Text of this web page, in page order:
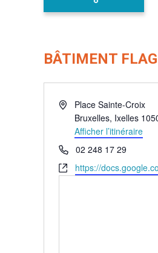
BÂTIMENT
AdressePlace Sainte-Croix
Bruxelles, Ixelles
Afficher l’itinéraire
Téléphone
02 248 17 29
Site
web
https://